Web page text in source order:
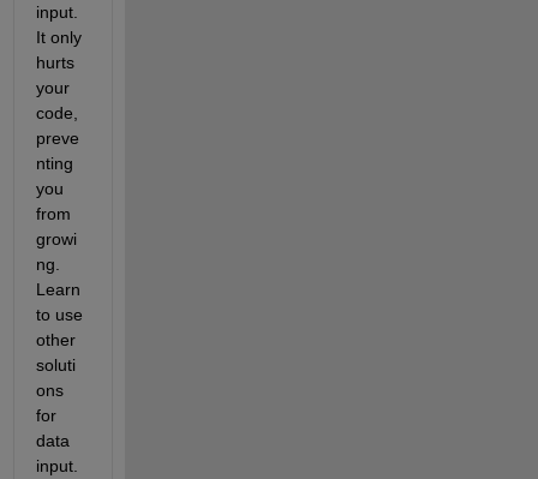
input.
It only
hurts
your
code,
preve
nting
you
from
growi
ng.
Learn
to use
other
soluti
ons
for
data
input.